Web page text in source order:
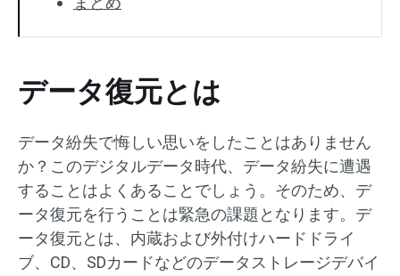
データ復元とは
データ紛失で悔しい思いをしたことはありません
か？このデジタルデータ時代、データ紛失に遭遇
することはよくあることでしょう。そのため、デ
ータ復元を行うことは緊急の課題となります。デ
ータ復元とは、内蔵および外付けハードドライ
ブ、CD、SDカードなどのデータストレージデバイ